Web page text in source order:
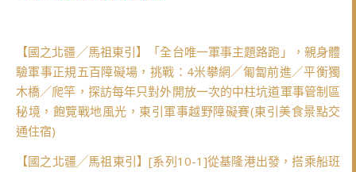
【國之北疆╱馬祖東引】「全台唯一軍事主題路跑」，親身體
驗軍事正規五百障礙場，挑戰：4米攀網／匍匐前進／平衡獨
木橋／爬竿，探訪每年只對外開放一次的中柱坑道軍事管制區
秘境，飽覽戰地風光，東引軍事越野障礙賽(東引美食景點交
通住宿)
【國之北疆╱馬祖東引】[系列10-1]從基隆港出發，搭乘船班